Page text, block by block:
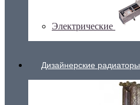
Электрические
Дизайнерские радиаторы